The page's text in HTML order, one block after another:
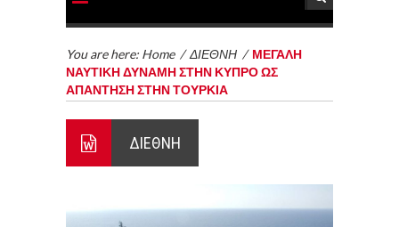
You are here: Home /ΔΙΕΘΝΗ / ΜΕΓΑΛΗ
ΝΑΥΤΙΚΗ ΔΥΝΑΜΗ ΣΤΗΝ ΚΥΠΡΟ ΩΣ
ΑΠΑΝΤΗΣΗ ΣΤΗΝ ΤΟΥΡΚΙΑ
ΔΙΕΘΝΗ